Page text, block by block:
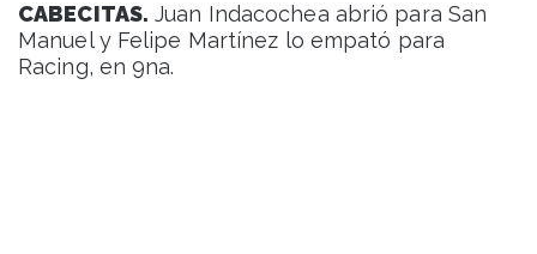
CABECITAS. Juan Indacochea abrió para San
Manuel y Felipe Martínez lo empató para
Racing, en 9na.